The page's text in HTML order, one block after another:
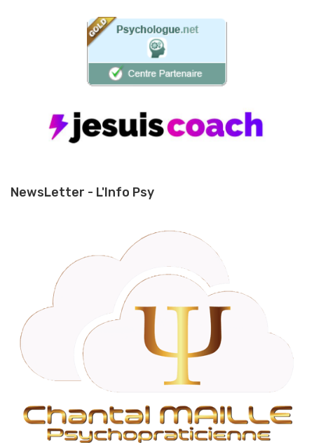
NewsLetter - L'Info Psy